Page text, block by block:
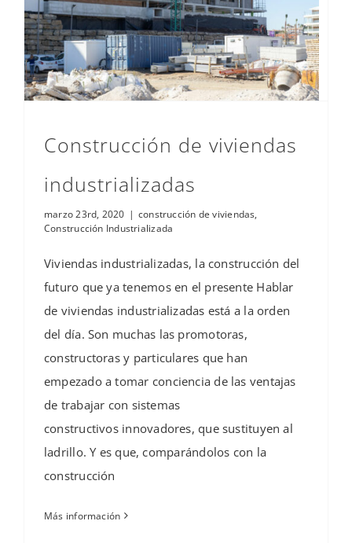
Construcción de viviendas
industrializadas
marzo 23rd, 2020 | construcción de viviendas,
Construcción Industrializada
Viviendas industrializadas, la construcción del
futuro que ya tenemos en el presente Hablar
de viviendas industrializadas está a la orden
del día. Son muchas las promotoras,
constructoras y particulares que han
empezado a tomar conciencia de las ventajas
de trabajar con sistemas
constructivos innovadores, que sustituyen al
ladrillo. Y es que, comparándolos con la
construcción
Más información